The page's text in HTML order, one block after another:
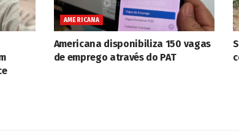
AMERICANA
Americana disponibiliza 150 vagas
de emprego através do PAT